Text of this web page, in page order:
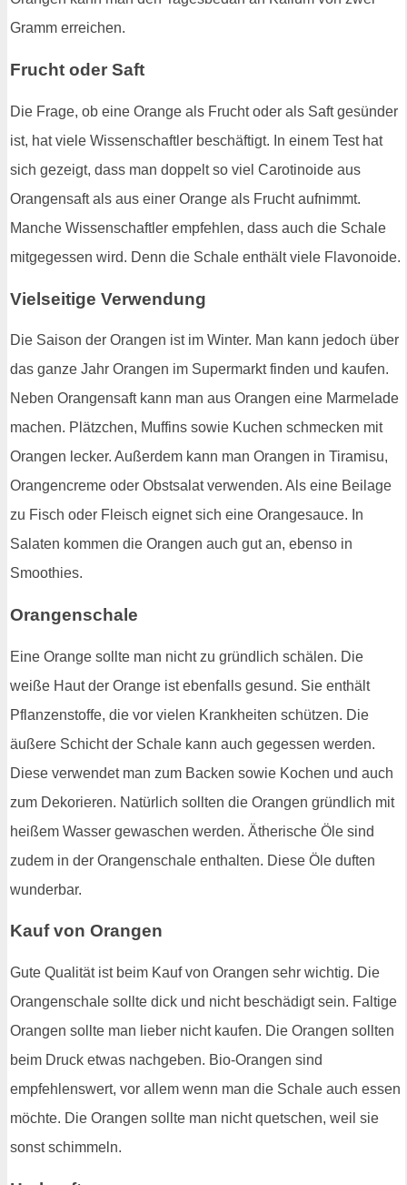
Gramm erreichen.
Frucht oder Saft
Die Frage, ob eine Orange als Frucht oder als Saft gesünder
ist, hat viele Wissenschaftler beschäftigt. In einem Test hat
sich gezeigt, dass man doppelt so viel Carotinoide aus
Orangensaft als aus einer Orange als Frucht aufnimmt.
Manche Wissenschaftler empfehlen, dass auch die Schale
mitgegessen wird. Denn die Schale enthält viele Flavonoide.
Vielseitige Verwendung
Die Saison der Orangen ist im Winter. Man kann jedoch über
das ganze Jahr Orangen im Supermarkt finden und kaufen.
Neben Orangensaft kann man aus Orangen eine Marmelade
machen. Plätzchen, Muffins sowie Kuchen schmecken mit
Orangen lecker. Außerdem kann man Orangen in Tiramisu,
Orangencreme oder Obstsalat verwenden. Als eine Beilage
zu Fisch oder Fleisch eignet sich eine Orangesauce. In
Salaten kommen die Orangen auch gut an, ebenso in
Smoothies.
Orangenschale
Eine Orange sollte man nicht zu gründlich schälen. Die
weiße Haut der Orange ist ebenfalls gesund. Sie enthält
Pflanzenstoffe, die vor vielen Krankheiten schützen. Die
äußere Schicht der Schale kann auch gegessen werden.
Diese verwendet man zum Backen sowie Kochen und auch
zum Dekorieren. Natürlich sollten die Orangen gründlich mit
heißem Wasser gewaschen werden. Ätherische Öle sind
zudem in der Orangenschale enthalten. Diese Öle duften
wunderbar.
Kauf von Orangen
Gute Qualität ist beim Kauf von Orangen sehr wichtig. Die
Orangenschale sollte dick und nicht beschädigt sein. Faltige
Orangen sollte man lieber nicht kaufen. Die Orangen sollten
beim Druck etwas nachgeben. Bio-Orangen sind
empfehlenswert, vor allem wenn man die Schale auch essen
möchte. Die Orangen sollte man nicht quetschen, weil sie
sonst schimmeln.